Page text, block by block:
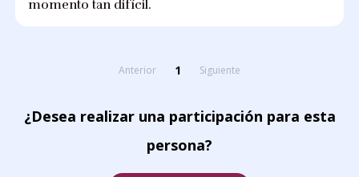
momento tan difícil.
Anterior 1 Siguiente
¿Desea realizar una participación para esta
persona?